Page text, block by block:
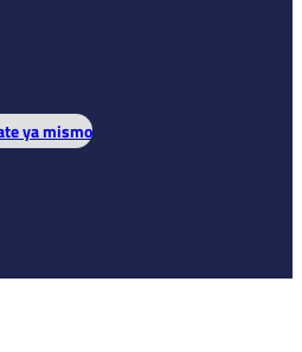
ya mismo